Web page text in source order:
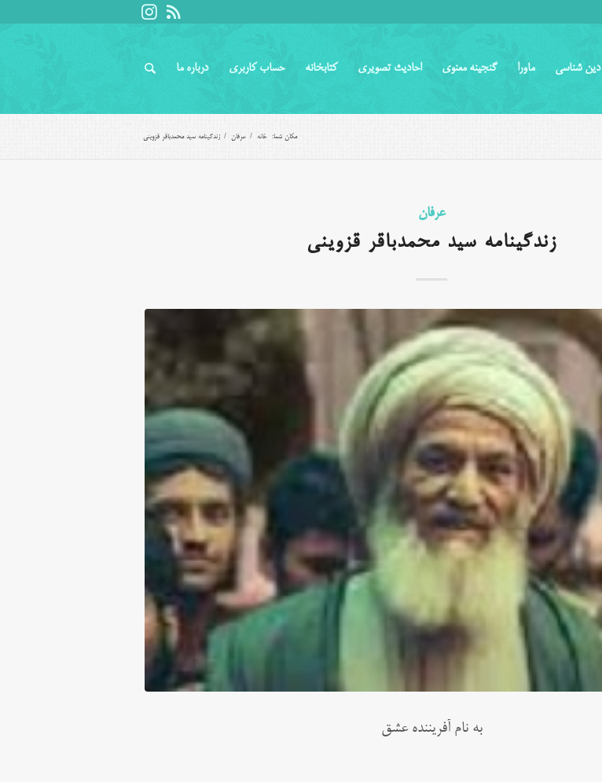
دین شناسی ماورا گنجینه معنوی احادیث تصویری کتابخانه حساب کاربری درباره ما
مکان شما: خانه / عرفان / زندگینامه سید محمدباقر قزوینی
عرفان
زندگینامه سید محمدباقر قزوینی
به نام آفریننده عشق